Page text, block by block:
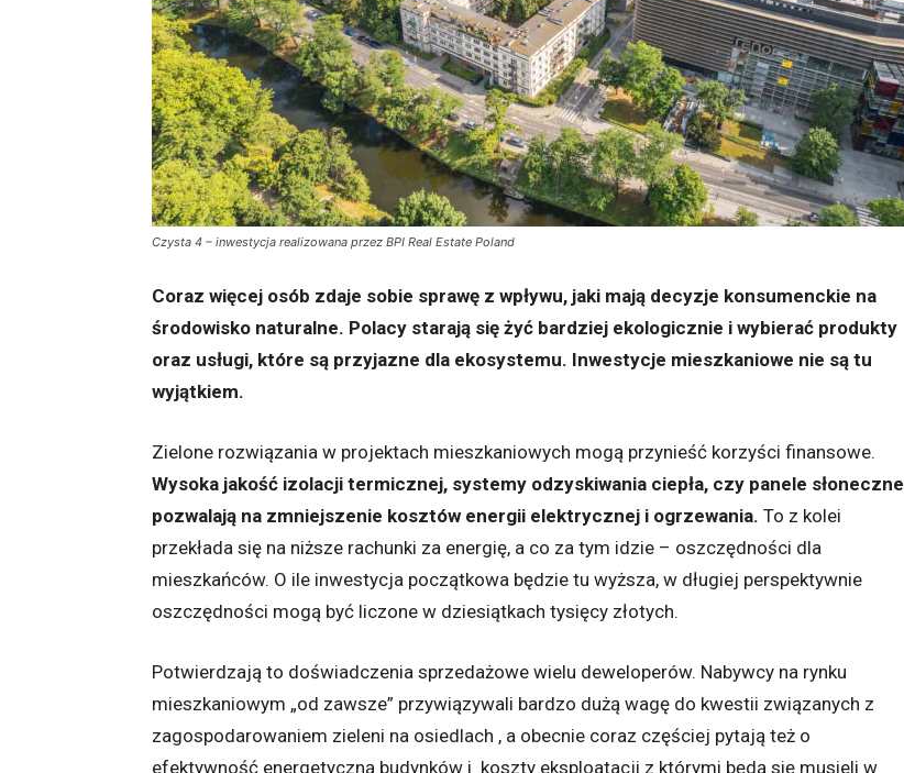
Czysta 4 – inwestycja realizowana przez BPI Real Estate Poland
Coraz więcej osób zdaje sobie sprawę z wpływu, jaki mają decyzje konsumenckie na
środowisko naturalne. Polacy starają się żyć bardziej ekologicznie i wybierać produkty
oraz usługi, które są przyjazne dla ekosystemu. Inwestycje mieszkaniowe nie są tu
wyjątkiem.
Zielone rozwiązania w projektach mieszkaniowych mogą przynieść korzyści finansowe.
Wysoka jakość izolacji termicznej, systemy odzyskiwania ciepła, czy panele słoneczne
pozwalają na zmniejszenie kosztów energii elektrycznej i ogrzewania. To z kolei
przekłada się na niższe rachunki za energię, a co za tym idzie – oszczędności dla
mieszkańców. O ile inwestycja początkowa będzie tu wyższa, w długiej perspektywnie
oszczędności mogą być liczone w dziesiątkach tysięcy złotych.
Potwierdzają to doświadczenia sprzedażowe wielu deweloperów. Nabywcy na rynku
mieszkaniowym „od zawsze” przywiązywali bardzo dużą wagę do kwestii związanych z
zagospodarowaniem zieleni na osiedlach , a obecnie coraz częściej pytają też o
efektywność energetyczną budynków i koszty eksploatacji z którymi będą się musieli w